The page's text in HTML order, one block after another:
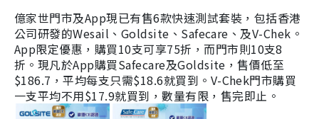
億家世門市及App現已有售6款快速測試套裝，包括香港
公司研發的Wesail、Goldsite、Safecare、及V-Chek。
App限定優惠，購買10支可享75折，而門市則10支8
折。現凡於App購買Safecare及Goldsite，售價低至
$186.7，平均每支只需$18.6就買到。V-Chek門市購買
一支平均不用$17.9就買到，數量有限，售完即止。